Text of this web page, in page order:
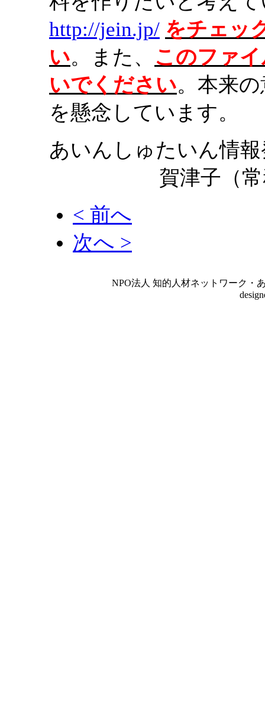
http://jein.jp/ をチェッ
い。また、
このファ
いでください。本来
を懸念しています。
あいんしゅたいん情
賀津子（
< 前へ
次へ >
NPO法人 知的人材ネットワーク・